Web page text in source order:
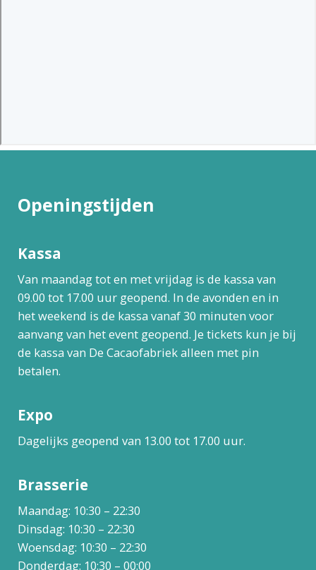
Openingstijden
Kassa
Van maandag tot en met vrijdag is de kassa van
09.00 tot 17.00 uur geopend. In de avonden en in
het weekend is de kassa vanaf 30 minuten voor
aanvang van het event geopend. Je tickets kun je bij
de kassa van De Cacaofabriek alleen met pin
betalen.
Expo
Dagelijks geopend van 13.00 tot 17.00 uur.
Brasserie
Maandag: 10:30 – 22:30
Dinsdag: 10:30 – 22:30
Woensdag: 10:30 – 22:30
Donderdag: 10:30 – 00:00